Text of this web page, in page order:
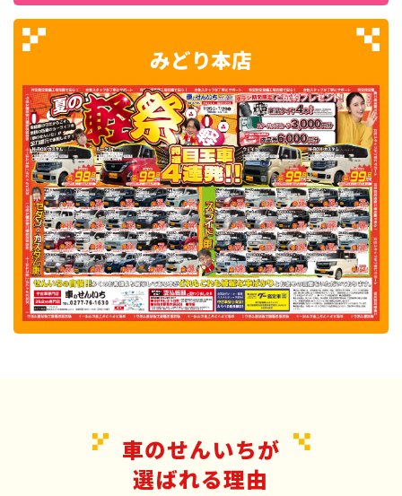
みどり本店
車のせんいちが
選ばれる理由